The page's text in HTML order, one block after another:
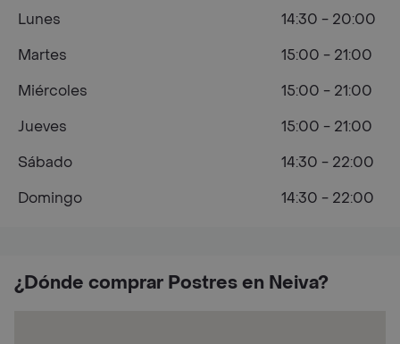
¿Dónde comprar Postres en Neiva?
Lunes
14:30 - 20:00
Martes
15:00 - 21:00
Miércoles
15:00 - 21:00
Jueves
15:00 - 21:00
Sábado
14:30 - 22:00
Domingo
14:30 - 22:00